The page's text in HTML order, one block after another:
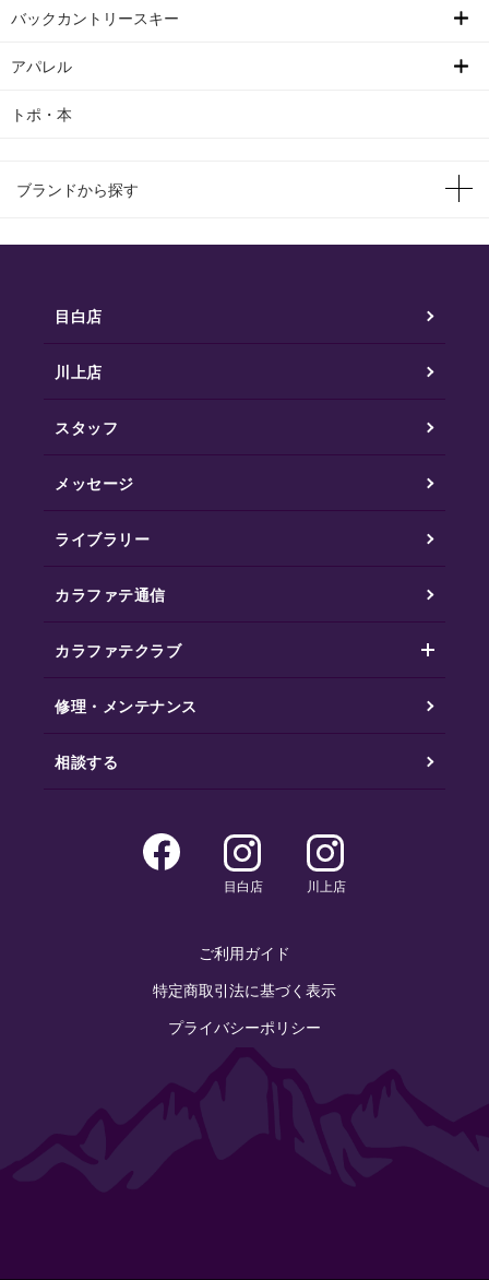
バックカントリースキー
アパレル
トポ・本
ブランドから探す
目白店
川上店
スタッフ
メッセージ
ライブラリー
カラファテ通信
カラファテクラブ
修理・メンテナンス
相談する
目白店 川上店
ご利用ガイド
特定商取引法に基づく表示
プライバシーポリシー